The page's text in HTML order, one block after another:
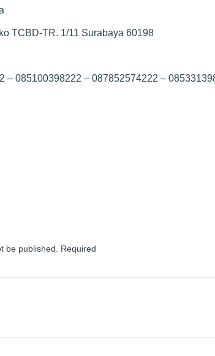
TCBD-TR. 1/11 Surabaya 60198
– 085100398222 – 087852574222 –
be published.
Required